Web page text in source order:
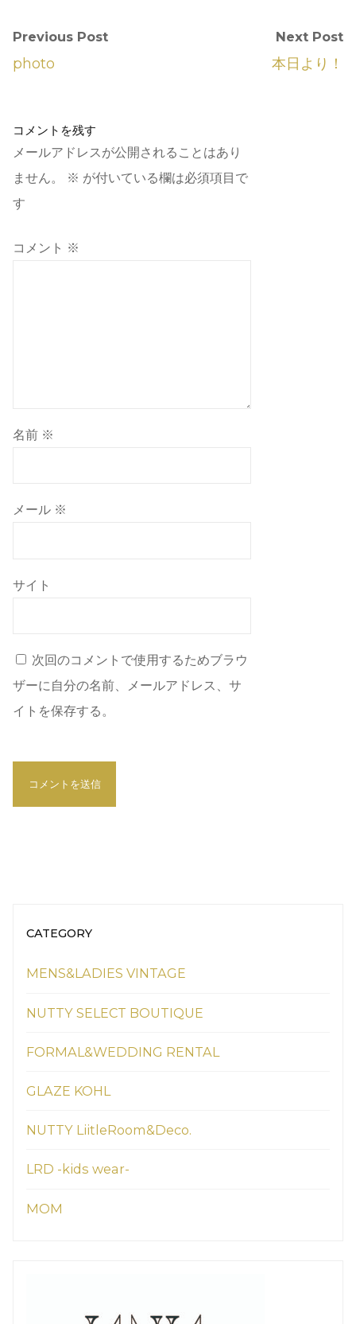
Previous Post
photo
Next Post
本日より！
コメントを残す
メールアドレスが公開されることはあり
ません。
※ が付いている欄は必須項目で
す
コメント ※
名前 ※
メール ※
サイト
次回のコメントで使用するためブラウ
ザーに自分の名前、メールアドレス、サ
イトを保存する。
CATEGORY
MENS&LADIES VINTAGE
NUTTY SELECT BOUTIQUE
FORMAL&WEDDING RENTAL
GLAZE KOHL
NUTTY LiitleRoom&Deco.
LRD -kids wear-
MOM